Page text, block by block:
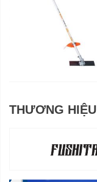
THƯƠNG HIỆU